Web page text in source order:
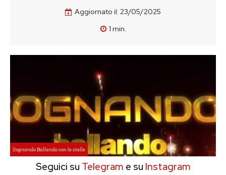
Aggiornato il: 23/05/2025
1 min.
Sognando Ballando con le stelle
Seguici su Telegram e su Instagram